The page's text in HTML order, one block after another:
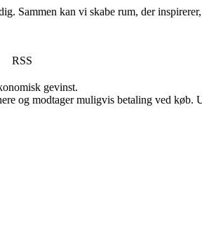
Sammen kan vi skabe rum, der
RSS
gevinst.
og modtager muligvis betaling ved køb.